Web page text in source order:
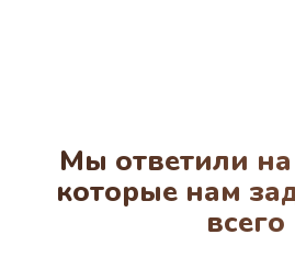
Мы ответили
которые нам
всего